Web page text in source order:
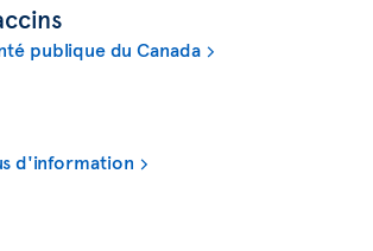
publique du Canada
d'information